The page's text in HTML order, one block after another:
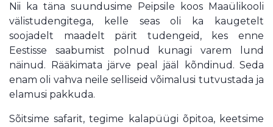
Nii ka täna suundusime Peipsile koos Maaülikooli
välistudengitega, kelle seas oli ka kaugetelt
soojadelt maadelt pärit tudengeid, kes enne
Eestisse saabumist polnud kunagi varem lund
näinud. Rääkimata järve peal jääl kõndinud. Seda
enam oli vahva neile selliseid võimalusi tutvustada ja
elamusi pakkuda.
Sõitsime safarit, tegime kalapüügi õpitoa, keetsime